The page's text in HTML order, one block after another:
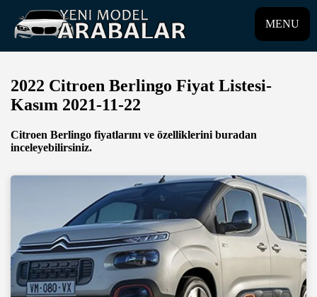
MENU
2022 Citroen Berlingo Fiyat Listesi-
Kasım 2021-11-22
Citroen Berlingo fiyatlarını ve özelliklerini buradan
inceleyebilirsiniz.